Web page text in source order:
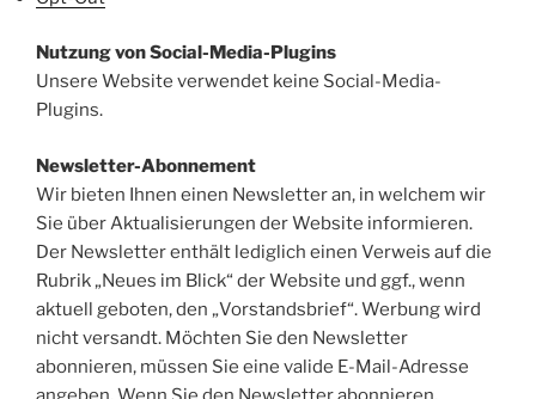
Nutzung von Social-Media-Plugins
Unsere Website verwendet keine Social-Media-
Plugins.
Newsletter-Abonnement
Wir bieten Ihnen einen Newsletter an, in welchem wir
Sie über Aktualisierungen der Website informieren.
Der Newsletter enthält lediglich einen Verweis auf die
Rubrik „Neues im Blick“ der Website und ggf., wenn
aktuell geboten, den „Vorstandsbrief“. Werbung wird
nicht versandt. Möchten Sie den Newsletter
abonnieren, müssen Sie eine valide E-Mail-Adresse